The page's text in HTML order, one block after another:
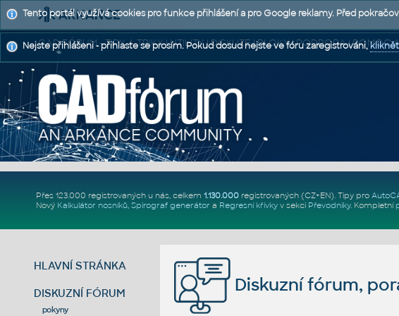
CAD FÓRUM - TIPY A TRIKY | UTILITY | DISKUZE | BLOKY | PODPORA | POMOC
Přes 123.000 registrovaných u nás, celkem 1.130.000registrovaných (CZ+EN). Tipy pro
Nový Kalkulátor nosníků, Spirograf generátor a Regresní křivkyv sekci Převodníky. Kompletní
HLAVNÍ STRÁNKA
DISKUZNÍ FÓRUM
pokyny
Diskuzní fórum,
Tento portál využívá cookies pro funkce přihlášení a pro Google reklamy. Před
Nejste přihlášeni - přihlaste se prosím. Pokud dosud nejste ve fóru zaregistrováni,